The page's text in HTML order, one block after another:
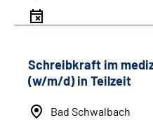
Schreibkraft im
(w/m/d) in Teilzeit
Bad Schwalbach